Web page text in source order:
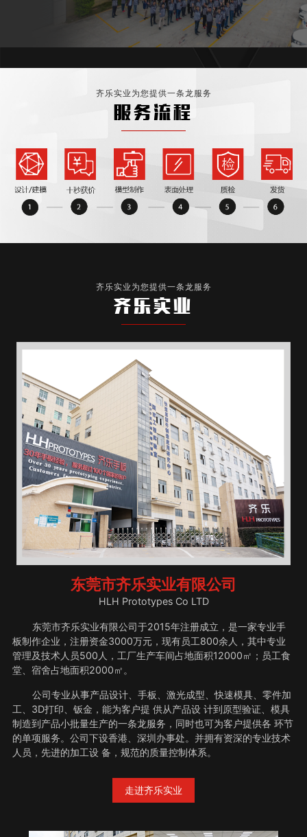
齐乐实业为您提供一条龙服务
服务流程
齐乐实业为您提供一条龙服务
齐乐实业
东莞市齐乐实业有限公司
HLH Prototypes Co LTD
东莞市齐乐实业有限公司于2015年注册成立，是一家专业手
板制作企业，注册资金3000万元，现有员工800余人，其中专业
管理及技术人员500人，工厂生产车间占地面积12000㎡；员工食
堂、宿舍占地面积2000㎡。
公司专业从事产品设计、手板、激光成型、快速模具、零件加
工、3D打印、钣金，能为客户提 供从产品设 计到原型验证、模具
制造到产品小批量生产的一条龙服务，同时也可为客户提供各 环节
的单项服务。公司下设香港、深圳办事处。并拥有资深的专业技术
人员，先进的加工设 备，规范的质量控制体系。
走进齐乐实业